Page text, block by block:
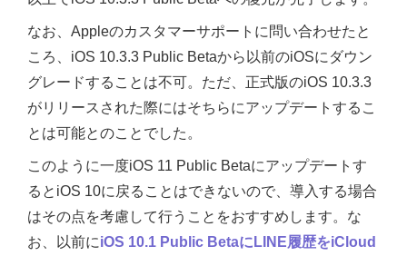
なお、Appleのカスタマーサポートに問い合わせたと
ころ、iOS 10.3.3 Public Betaから以前のiOSにダウン
グレードすることは不可。ただ、正式版のiOS 10.3.3
がリリースされた際にはそちらにアップデートするこ
とは可能とのことでした。
このように一度iOS 11 Public Betaにアップデートす
るとiOS 10に戻ることはできないので、導入する場合
はその点を考慮して行うことをおすすめします。な
お、以前にiOS 10.1 Public BetaにLINE履歴をiCloud